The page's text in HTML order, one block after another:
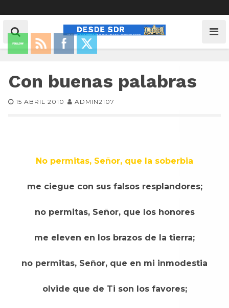
Con buenas palabras
15 ABRIL 2010 ADMIN2107
No permitas, Señor, que la soberbia
me ciegue con sus falsos resplandores;
no permitas, Señor, que los honores
me eleven en los brazos de la tierra;
no permitas, Señor, que en mi inmodestia
olvide que de Ti son los favores;